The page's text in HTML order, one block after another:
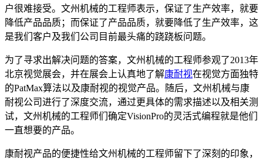
户很难接受。文州机械的工程师表示，保证了生产效率，就要
降低产品品质；而保证了产品品质，就要降低了生产效率，这
是我们客户及我们公司目前最头痛的跷跷板问题。
为了寻求出解决问题的答案，文州机械的工程师参观了2013年
北京视觉展会，并在展会上认真地了解康耐视在视觉方面独特
的PatMax算法以及康耐视的视觉产品。随后，文州机械与康
耐视公司进行了深度交流，通过更具体的需求描述以及相关测
试，文州机械的工程师们确定VisionPro的灵活式编程就是他们
一直想要的产品。
康耐视产品的便捷性给文州机械的工程师留下了深刻的印象，